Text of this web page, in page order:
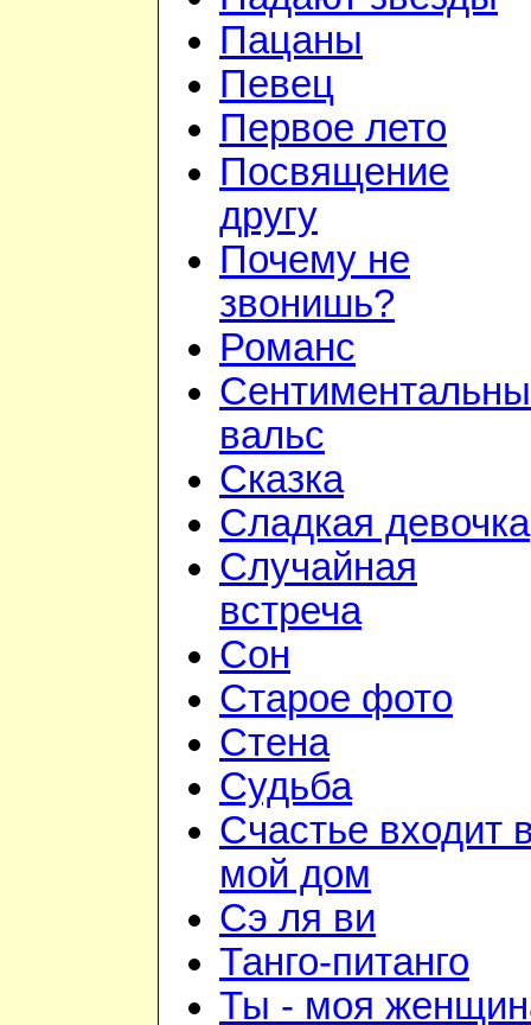
Пацаны
Певец
Первое лето
Посвящение
другу
Почему не
звонишь?
Романс
вальс
Сказка
Сладкая девочка
Случайная
встреча
Сон
Старое фото
Стена
Судьба
Счастье входит
мой дом
Сэ ля ви
Танго-питанго
Ты - моя